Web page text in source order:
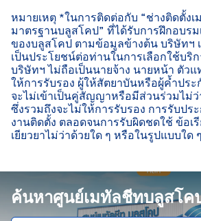
หมายเหตุ *ในการติดต่อกับ “ช่างติดตั้ง
มาตรฐานบลูสโคป” ที่ได้รับการฝึกอบร
ของบลูสโคป ตามข้อมูลข้างต้น บริษัทฯ
เป็นประโยชน์ต่อท่านในการเลือกใช้บริ
บริษัทฯ ไม่ถือเป็นนายจ้าง นายหน้า ตัว
ให้การรับรอง ผู้ให้สัตยาบันหรือผู้ค้ำปร
จะไม่เข้าเป็นคู่สัญญาหรือมีส่วนร่วมไม่ว่
ซึ่งรวมถึงจะไม่ให้การรับรอง การรับปร
งานติดตั้ง ตลอดจนการรับผิดชดใช้ ข้อเ
เยียวยาไม่ว่าด้วยใด ๆ หรือในรูปแบบใด
ค้นหาศูนย์เมทัลชีทบลูสโค